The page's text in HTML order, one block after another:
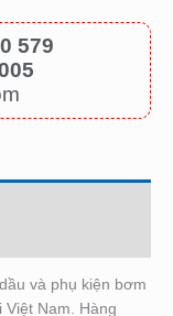
579
và phụ kiện bơm
Nam. Hàng